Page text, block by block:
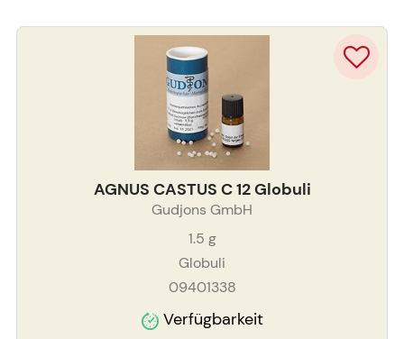
AGNUS CASTUS C 12 Globuli
Gudjons GmbH
1.5 g
Globuli
09401338
Verfügbarkeit